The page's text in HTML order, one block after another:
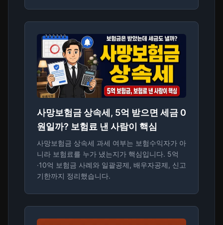
사망보험금 상속세, 5억 받으면 세금 0
원일까? 보험료 낸 사람이 핵심
사망보험금 상속세 과세 여부는 보험수익자가 아
니라 보험료를 누가 냈는지가 핵심입니다. 5억
·10억 보험금 사례와 일괄공제, 배우자공제, 신고
기한까지 정리했습니다.